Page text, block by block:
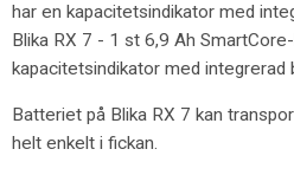
har en kapacitetsindikator med
Blika RX 7 - 1 st 6,9 Ah
kapacitetsindikator med integrerad
Batteriet på Blika RX 7 kan
helt enkelt i fickan.